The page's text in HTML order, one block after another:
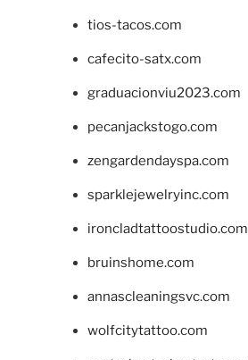
tios-tacos.com
cafecito-satx.com
graduacionviu2023.com
pecanjackstogo.com
zengardendayspa.com
sparklejewelryinc.com
ironcladtattoostudio.com
bruinshome.com
annascleaningsvc.com
wolfcitytattoo.com